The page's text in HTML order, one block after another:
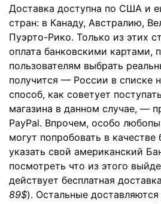
Доставка доступна по США и
стран: в Канаду, Австралию,
Пуэрто-Рико. Только из этих
оплата банковскими картами,
пользователям выбрать
получится — России в списке
способ, как советует
магазина в данном случае, —
PayPal. Впрочем, особо
могут попробовать в качестве
указать свой американский
посмотреть что из этого
действует бесплатная
89$). Остальные